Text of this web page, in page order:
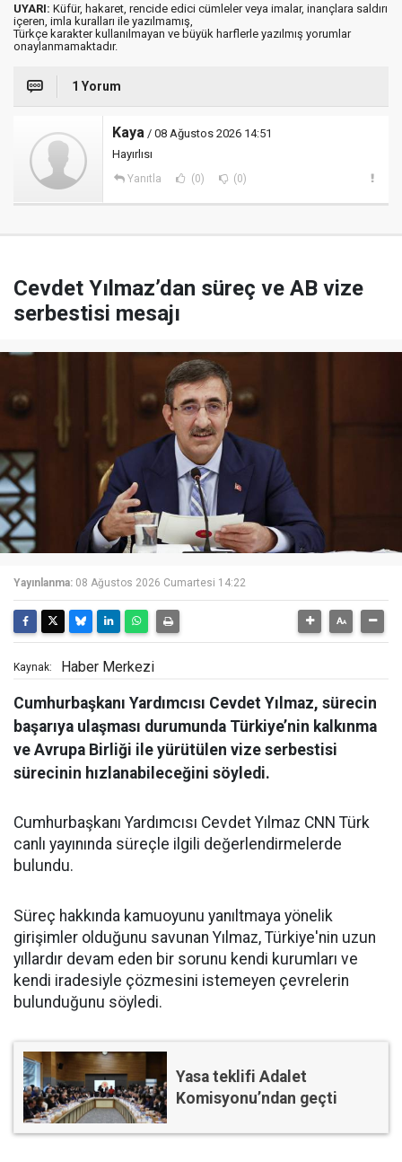
UYARI: Küfür, hakaret, rencide edici cümleler veya imalar, inançlara saldırı
içeren, imla kuralları ile yazılmamış,
Türkçe karakter kullanılmayan ve büyük harflerle yazılmış yorumlar
onaylanmamaktadır.
1 Yorum
Kaya / 08 Ağustos 2026 14:51
Hayırlısı
Yanıtla (0) (0)
Cevdet Yılmaz’dan süreç ve AB vize
serbestisi mesajı
Yayınlanma: 08 Ağustos 2026 Cumartesi 14:22
Kaynak: Haber Merkezi
Cumhurbaşkanı Yardımcısı Cevdet Yılmaz, sürecin
başarıya ulaşması durumunda Türkiye’nin kalkınma
ve Avrupa Birliği ile yürütülen vize serbestisi
sürecinin hızlanabileceğini söyledi.
Cumhurbaşkanı Yardımcısı Cevdet Yılmaz CNN Türk
canlı yayınında süreçle ilgili değerlendirmelerde
bulundu.
Süreç hakkında kamuoyunu yanıltmaya yönelik
girişimler olduğunu savunan Yılmaz, Türkiye'nin uzun
yıllardır devam eden bir sorunu kendi kurumları ve
kendi iradesiyle çözmesini istemeyen çevrelerin
bulunduğunu söyledi.
Yasa teklifi Adalet
Komisyonu’ndan geçti